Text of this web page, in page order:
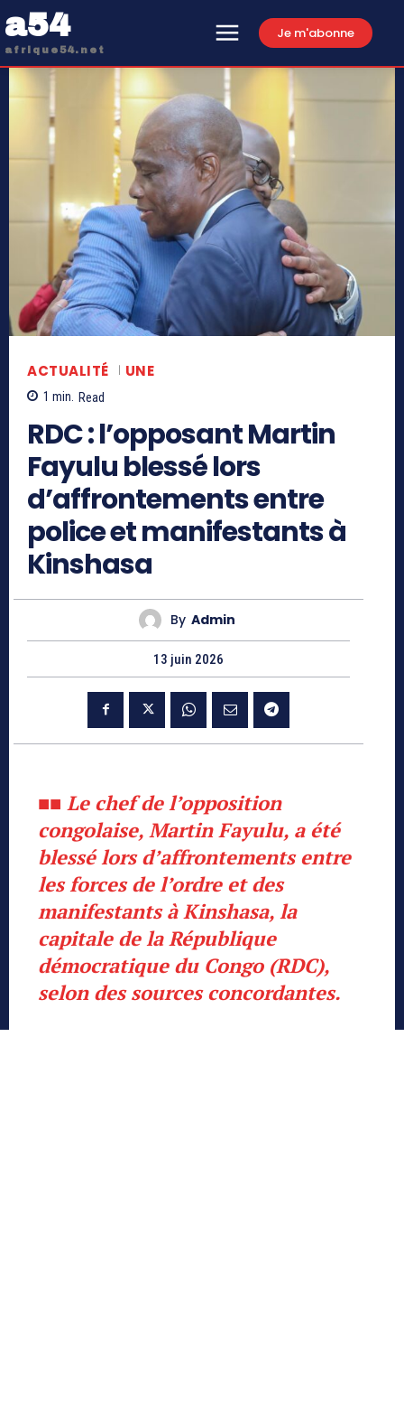
a54
afrique54.net
Je m'abonne
ACTUALITÉ UNE
1 min. Read
RDC : l’opposant Martin
Fayulu blessé lors
d’affrontements entre
police et manifestants à
Kinshasa
By Admin
13 juin 2026
■■ Le chef de l’opposition
congolaise, Martin Fayulu, a été
blessé lors d’affrontements entre
les forces de l’ordre et des
manifestants à Kinshasa, la
capitale de la République
démocratique du Congo (RDC),
selon des sources concordantes.